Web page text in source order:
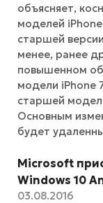
объясняет,
моделей
старшей
менее, ранее
повышенном
модели iPhone
старшей
Основным
будет
Microsoft
Windows 10
03.08.2016